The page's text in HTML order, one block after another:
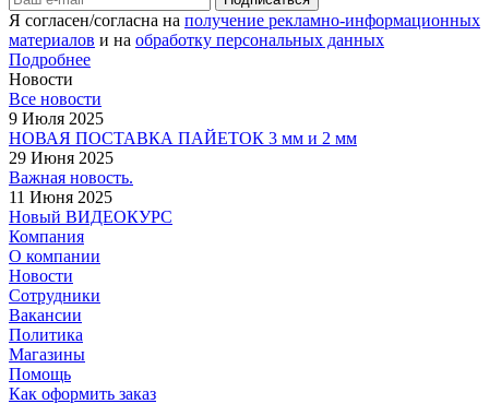
Я согласен/согласна на получение рекламно-информационных
материалов и на обработку персональных данных
Подробнее
Новости
Все новости
9 Июля 2025
НОВАЯ ПОСТАВКА ПАЙЕТОК 3 мм и 2 мм
29 Июня 2025
Важная новость.
11 Июня 2025
Новый ВИДЕОКУРС
Компания
О компании
Новости
Сотрудники
Вакансии
Политика
Магазины
Помощь
Как оформить заказ